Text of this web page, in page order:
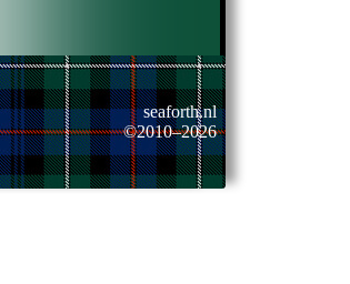
seaforth.nl
©2010–2026